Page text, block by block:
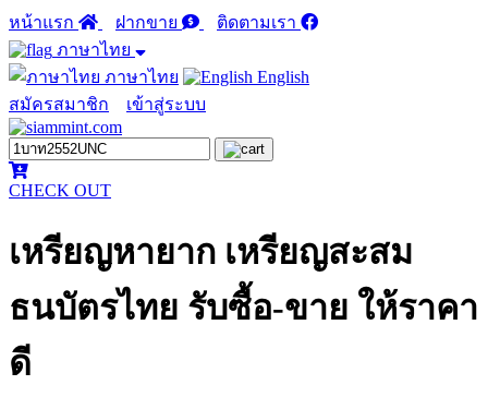
หน้าแรก ฝากขาย
ติดตามเรา
ภาษาไทย
ภาษาไทย
English
สมัครสมาชิก
เข้าสู่ระบบ
CHECK OUT
เหรียญหายาก เหรียญสะสม
ธนบัตรไทย รับซื้อ-ขาย ให้ราคา
ดี